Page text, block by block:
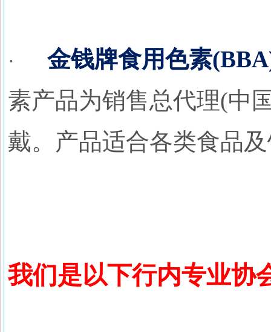
·
金钱牌食用色素
素产品为销售总代理(中
戴。产品适合各类食品
我们是以下行内专业协